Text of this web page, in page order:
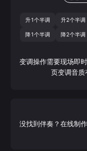
升1个半调 升2个半调
降1个半调 降2个半调
变调操作需要现场即
页变调音质
没找到伴奏？在线制